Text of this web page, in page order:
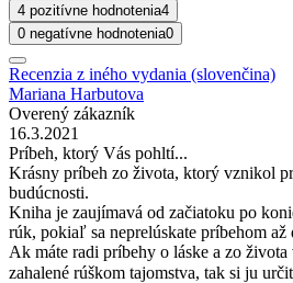
4 pozitívne hodnotenia4
0 negatívne hodnotenia0
Recenzia z iného vydania (slovenčina)
Mariana Harbutova
Overený zákazník
16.3.2021
Príbeh, ktorý Vás pohltí...
Krásny príbeh zo života, ktorý vznikol
budúcnosti.
Kniha je zaujímavá od začiatoku po
rúk, pokiaľ sa neprelúskate príbehom až
Ak máte radi príbehy o láske a zo života
zahalené rúškom tajomstva, tak si ju